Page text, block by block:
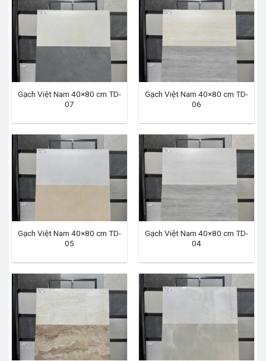
Gạch Việt Nam 40×80 cm TD-
07
Gạch Việt Nam 40×80 cm TD-
06
Gạch Việt Nam 40×80 cm TD-
05
Gạch Việt Nam 40×80 cm TD-
04